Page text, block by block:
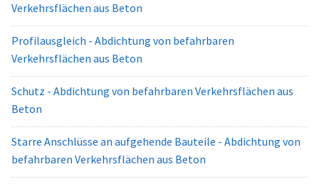
Verkehrsflächen aus Beton
Profilausgleich - Abdichtung von befahrbaren
Verkehrsflächen aus Beton
Schutz - Abdichtung von befahrbaren Verkehrsflächen aus
Beton
Starre Anschlüsse an aufgehende Bauteile - Abdichtung von
befahrbaren Verkehrsflächen aus Beton